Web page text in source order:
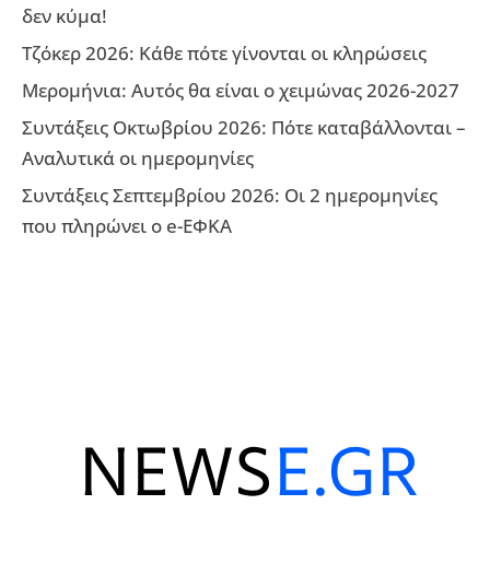
δεν κύμα!
Τζόκερ 2026: Κάθε πότε γίνονται οι κληρώσεις
Μερομήνια: Αυτός θα είναι ο χειμώνας 2026-2027
Συντάξεις Οκτωβρίου 2026: Πότε καταβάλλονται –
Αναλυτικά οι ημερομηνίες
Συντάξεις Σεπτεμβρίου 2026: Οι 2 ημερομηνίες
που πληρώνει ο e-ΕΦΚΑ